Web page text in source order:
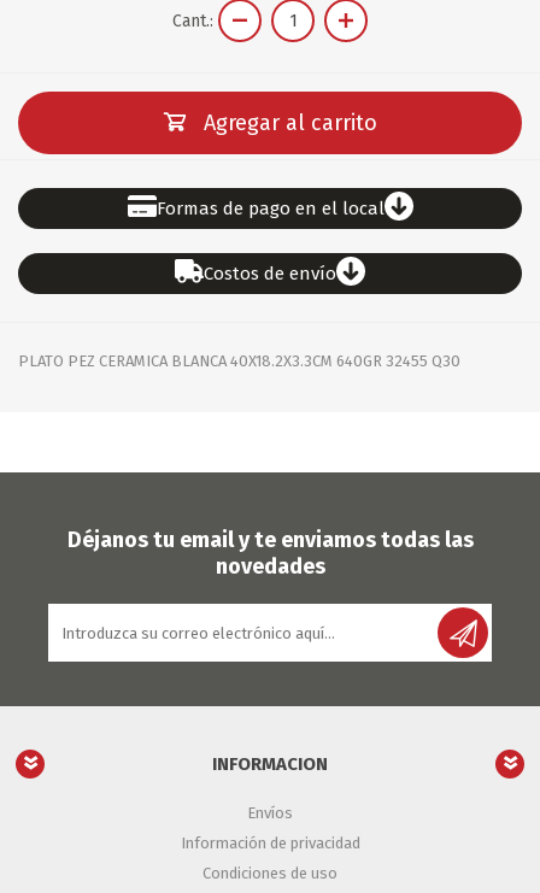
Cant.:
Agregar al carrito
Formas de pago en el local
Costos de envío
PLATO PEZ CERAMICA BLANCA 40X18.2X3.3CM 640GR 32455 Q30
Déjanos tu email y te enviamos todas las
novedades
INFORMACION
Envíos
Información de privacidad
Condiciones de uso